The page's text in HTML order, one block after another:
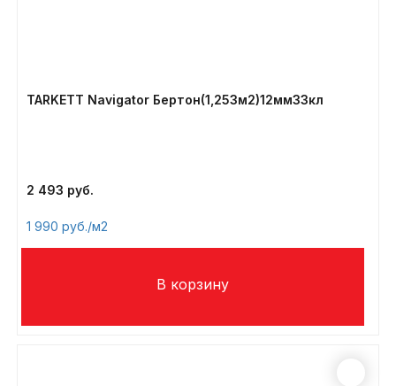
TARKETT Navigator Бертон(1,253м2)12мм33кл
2 493
1 990 /м2